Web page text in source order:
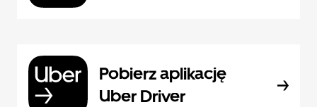
Pobierz aplikację
Uber Driver